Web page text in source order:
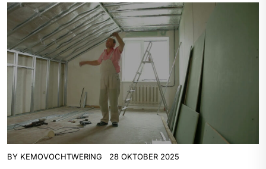
BY KEMOVOCHTWERING 28 OKTOBER 2025